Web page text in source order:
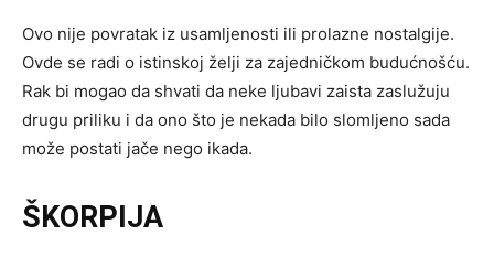
Ovo nije povratak iz usamljenosti ili prolazne nostalgije.
Ovde se radi o istinskoj želji za zajedničkom budućnošću.
Rak bi mogao da shvati da neke ljubavi zaista zaslužuju
drugu priliku i da ono što je nekada bilo slomljeno sada
može postati jače nego ikada.
ŠKORPIJA